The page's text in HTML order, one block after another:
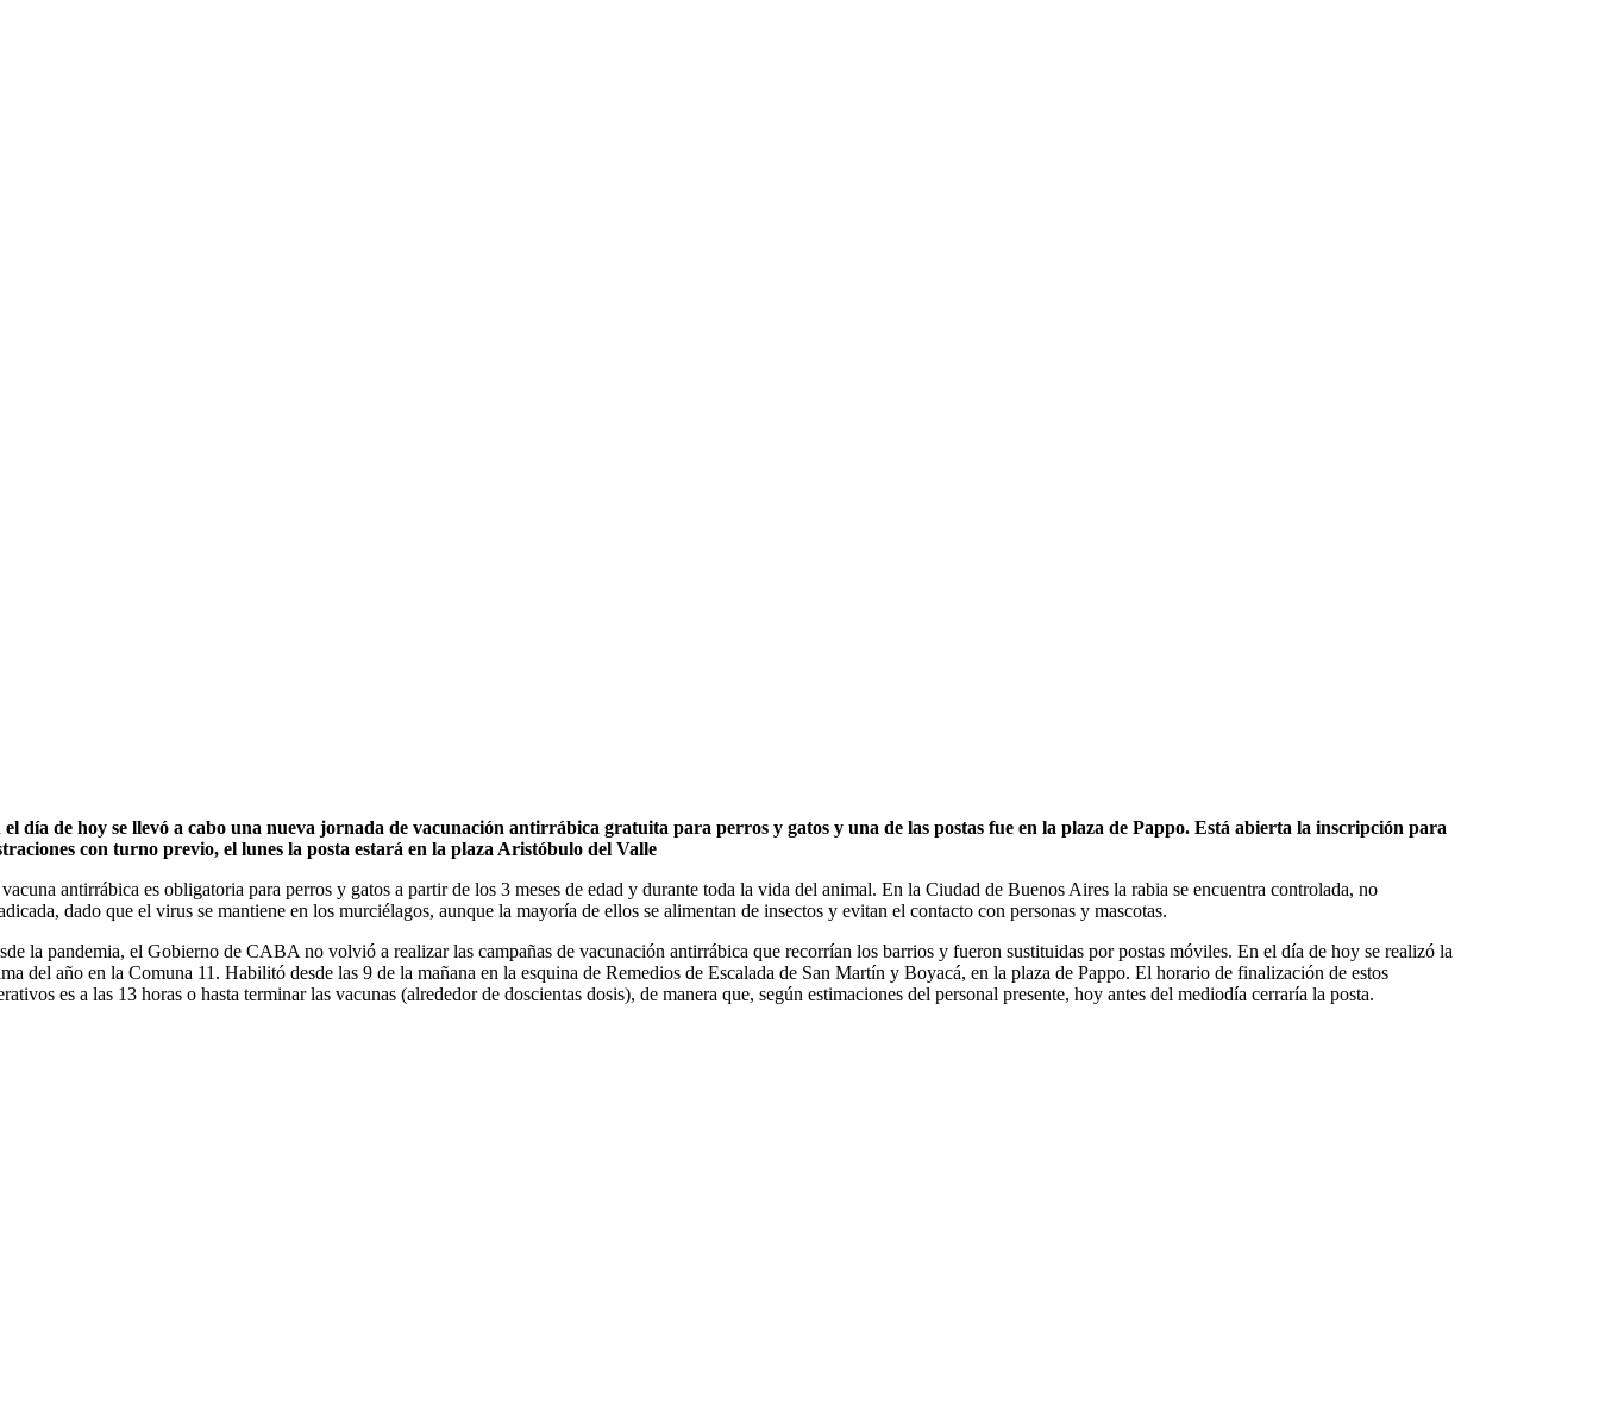
el día de hoy se llevó a cabo una nueva jornada de vacunación antirrábica gratuita para perros y gatos y una de las postas fue en la plaza de Pappo. Está abierta la inscripción para
con turno previo, el lunes la posta estará en la plaza Aristóbulo del Valle
antirrábica es obligatoria para perros y gatos a partir de los 3 meses de edad y durante toda la vida del animal. En la Ciudad de Buenos Aires la rabia se encuentra controlada, no
dado que el virus se mantiene en los murciélagos, aunque la mayoría de ellos se alimentan de insectos y evitan el contacto con personas y mascotas.
la pandemia, el Gobierno de CABA no volvió a realizar las campañas de vacunación antirrábica que recorrían los barrios y fueron sustituidas por postas móviles. En el día de hoy se realizó la
del año en la Comuna 11. Habilitó desde las 9 de la mañana en la esquina de Remedios de Escalada de San Martín y Boyacá, en la plaza de Pappo. El horario de finalización de estos
es a las 13 horas o hasta terminar las vacunas (alrededor de doscientas dosis), de manera que, según estimaciones del personal presente, hoy antes del mediodía cerraría la posta.